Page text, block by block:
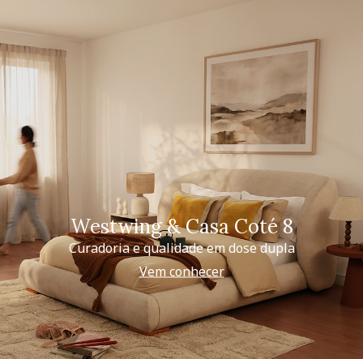
Westwing & Casa Coté 8
Curadoria e qualidade em dose dupla
Vem conhecer